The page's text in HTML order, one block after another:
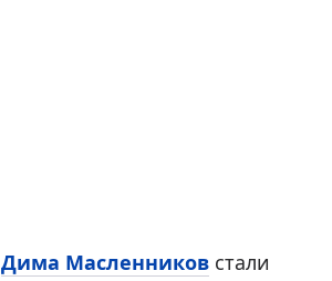
Дима Масленников стали